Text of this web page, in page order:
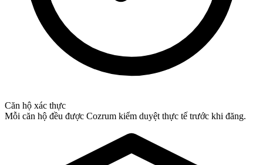
Căn hộ xác thực
Mỗi căn hộ đều được Cozrum kiểm duyệt thực tế trước khi đăng.